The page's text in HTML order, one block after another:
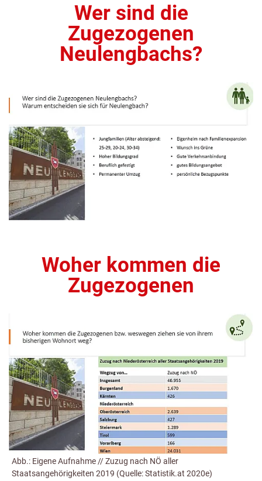
Wer sind die
Zugezogenen
Neulengbachs?
Woher kommen die
Zugezogenen
Abb.: Eigene Aufnahme // Zuzug nach NÖ aller
Staatsangehörigkeiten 2019 (Quelle: Statistik.at 2020e)